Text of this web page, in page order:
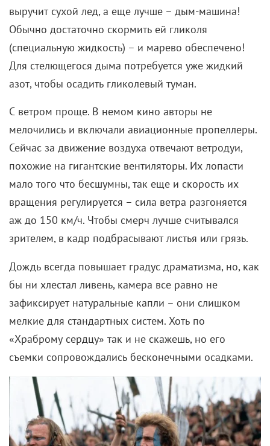
Но со временем внутреннего зверя становится все
сложнее держать на поводке: Куклински пугает
родных вспышками гнева и отвращает от себя
работодателя. Неприязнь к герою(а какие еще
эмоции может вызвать человек, хранящий
визуально: у«Ледяного» строгое оформление и
отстраненный темп. Глянца нет и в помине, да и на
приметах эпохи создатели не концентрируются,
куда больше внимания уделяя крепким актерским
работам. Именно на них в итоге все и держится.
«Мой парень – киллер» (2015)
В наш список эту голливудскую комедию вносим
авансом – с поправкой на классический для
ромкомов троп «любовь с первого взгляда»,